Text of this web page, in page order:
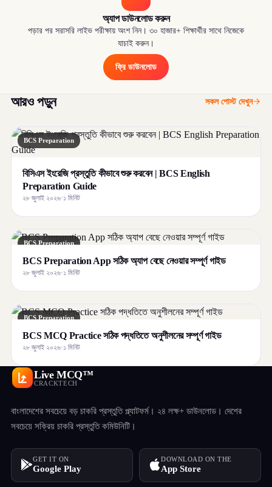
অ্যাপ ডাউনলোড করুন
পড়ার পর সরাসরি লাইভ পরীক্ষায় অংশ নিন। ৩০ হাজার+ শিক্ষার্থীর সাথে নিজেকে
যাচাই করুন।
ফ্রি ডাউনলোড
আরও পড়ুন সকল পোস্ট দেখুন
BCS Preparation
বিসিএস ইংরেজি প্রস্তুতি কীভাবে শুরু করবেন | BCS English
Preparation Guide
২৮ জুলাই ২০২৬·১ মিনিট
BCS Preparation
BCS Preparation App সঠিক অ্যাপ বেছে নেওয়ার সম্পূর্ণ গাইড
২৮ জুলাই ২০২৬·১ মিনিট
BCS Preparation
BCS MCQ Practice সঠিক পদ্ধতিতে অনুশীলনের সম্পূর্ণ গাইড
২৮ জুলাই ২০২৬·১ মিনিট
Live MCQ™
CRACKTECH
বাংলাদেশের সবচেয়ে বড় চাকরি প্রস্তুতি প্ল্যাটফর্ম। ২৪ লক্ষ+ ডাউনলোড। দেশের
সবচেয়ে সক্রিয় চাকরি প্রস্তুতি কমিউনিটি।
GET IT ON
Google Play
DOWNLOAD ON THE
App Store